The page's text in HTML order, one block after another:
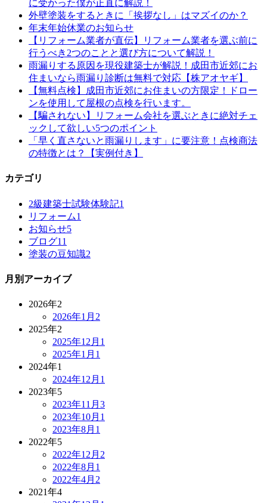
に受かった僕が正直に解説！
外壁塗装をするときに「挨拶なし」はマズイのか？
年末年始休業のお知らせ
【リフォーム業者が直伝】リフォーム業者を選ぶ前に
行うべき2つのことと選び方について解説！
雨漏りする原因を現役建築士が解説！成田市近郊にお
住まいなら雨漏り診断は無料で対応【株アオヤギ】
【無料点検】成田市近郊にお住まいの方限定！ドロー
ンを使用して屋根の点検を行います。
【騙されない】リフォーム会社を選ぶときに絶対チェ
ックして欲しい5つのポイント
「早く直さないと雨漏りします」に要注意！点検商法
の特徴とは？【実例付き】
カテゴリ
2級建築士試験体験記1
リフォーム1
お知らせ5
ブログ11
塗装の豆知識2
月別アーカイブ
2026年2
2026年1月 2
2025年2
2025年12月 1
2025年1月 1
2024年1
2024年12月 1
2023年5
2023年11月 3
2023年10月 1
2023年8月 1
2022年5
2022年12月 2
2022年8月 1
2022年4月 2
2021年4